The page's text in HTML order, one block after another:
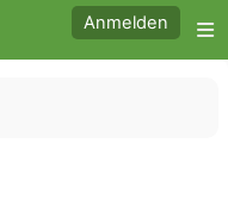
Anmelden